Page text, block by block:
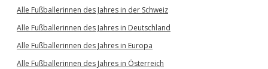
Alle Fußballerinnen des Jahres in der Schweiz
Alle Fußballerinnen des Jahres in Deutschland
Alle Fußballerinnen des Jahres in Europa
Alle Fußballerinnen des Jahres in Österreich